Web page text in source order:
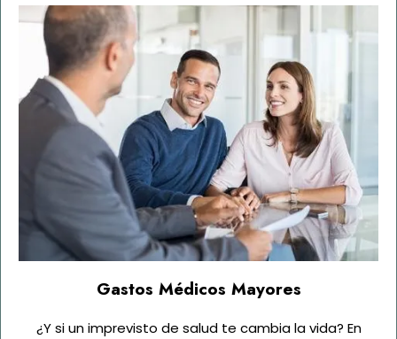
Gastos Médicos Mayores
¿Y si un imprevisto de salud te cambia la vida? En